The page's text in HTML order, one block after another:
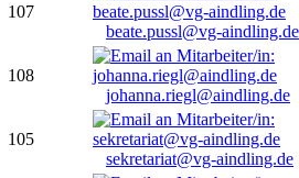
107
beate.pussl@vg-aindling.de
108
johanna.riegl@aindling.de
105
sekretariat@vg-aindling.de